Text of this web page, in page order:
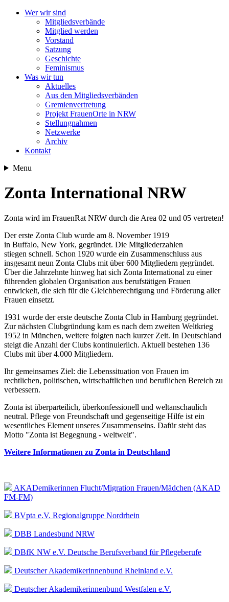
Wer wir sind
Mitgliedsverbände
Mitglied werden
Vorstand
Satzung
Geschichte
Feminismus
Was wir tun
Aktuelles
Aus den Mitgliedsverbänden
Gremienvertretung
Projekt FrauenOrte in NRW
Stellungnahmen
Netzwerke
Archiv
Kontakt
Menu
Zonta International NRW
Zonta wird im FrauenRat NRW durch die Area 02 und 05 vertreten!
Der erste Zonta Club wurde am 8. November 1919
in Buffalo, New York, gegründet. Die Mitgliederzahlen
stiegen schnell. Schon 1920 wurde ein Zusammenschluss aus
insgesamt neun Zonta Clubs mit über 600 Mitgliedern gegründet.
Über die Jahrzehnte hinweg hat sich Zonta International zu einer
führenden globalen Organisation aus berufstätigen Frauen
entwickelt, die sich für die Gleichberechtigung und Förderung aller
Frauen einsetzt.
1931 wurde der erste deutsche Zonta Club in Hamburg gegründet.
Zur nächsten Clubgründung kam es nach dem zweiten Weltkrieg
1952 in München, weitere folgten nach kurzer Zeit. In Deutschland
steigt die Anzahl der Clubs kontinuierlich. Aktuell bestehen 136
Clubs mit über 4.000 Mitgliedern.
Ihr gemeinsames Ziel: die Lebenssituation von Frauen im
rechtlichen, politischen, wirtschaftlichen und beruflichen Bereich zu
verbessern.
Zonta ist überparteilich, überkonfessionell und weltanschaulich
neutral. Pflege von Freundschaft und gegenseitige Hilfe ist ein
wesentliches Element unseres Zusammenseins. Dafür steht das
Motto "Zonta ist Begegnung - weltweit".
Weitere Informationen zu Zonta in Deutschland
AKADemikerinnen Flucht/Migration Frauen/Mädchen (AKAD
FM-FM)
BVpta e.V. Regionalgruppe Nordrhein
DBB Landesbund NRW
DBfK NW e.V. Deutsche Berufsverband für Pflegeberufe
Deutscher Akademikerinnenbund Rheinland e.V.
Deutscher Akademikerinnenbund Westfalen e.V.